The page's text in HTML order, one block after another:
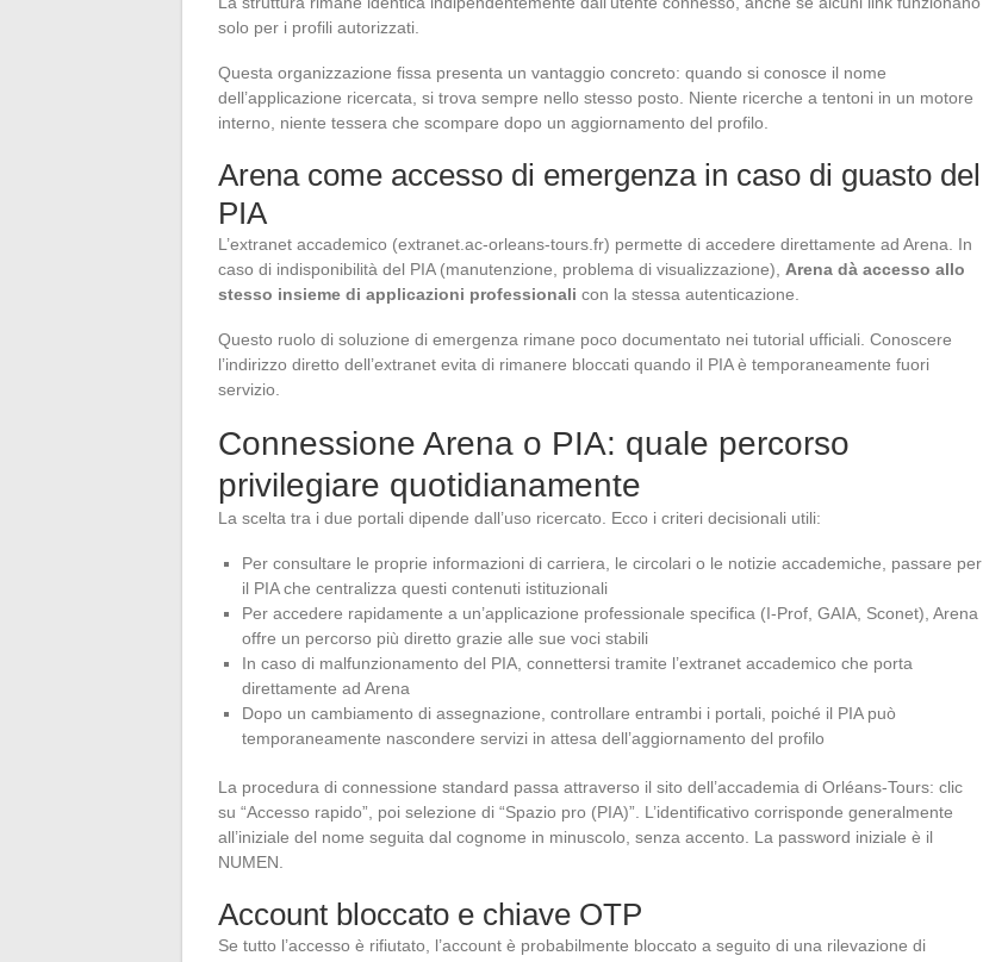
solo per i profili autorizzati.
Questa organizzazione fissa presenta un vantaggio concreto: quando si conosce il nome
dell’applicazione ricercata, si trova sempre nello stesso posto. Niente ricerche a tentoni in un motore
interno, niente tessera che scompare dopo un aggiornamento del profilo.
Arena come accesso di emergenza in caso di guasto del
PIA
L’extranet accademico (extranet.ac-orleans-tours.fr) permette di accedere direttamente ad Arena. In
caso di indisponibilità del PIA (manutenzione, problema di visualizzazione), Arena dà accesso allo
stesso insieme di applicazioni professionali con la stessa autenticazione.
Questo ruolo di soluzione di emergenza rimane poco documentato nei tutorial ufficiali. Conoscere
l’indirizzo diretto dell’extranet evita di rimanere bloccati quando il PIA è temporaneamente fuori
servizio.
Connessione Arena o PIA: quale percorso
privilegiare quotidianamente
La scelta tra i due portali dipende dall’uso ricercato. Ecco i criteri decisionali utili:
Per consultare le proprie informazioni di carriera, le circolari o le notizie accademiche, passare per
il PIA che centralizza questi contenuti istituzionali
Per accedere rapidamente a un’applicazione professionale specifica (I-Prof, GAIA, Sconet), Arena
offre un percorso più diretto grazie alle sue voci stabili
In caso di malfunzionamento del PIA, connettersi tramite l’extranet accademico che porta
direttamente ad Arena
Dopo un cambiamento di assegnazione, controllare entrambi i portali, poiché il PIA può
temporaneamente nascondere servizi in attesa dell’aggiornamento del profilo
La procedura di connessione standard passa attraverso il sito dell’accademia di Orléans-Tours: clic
su “Accesso rapido”, poi selezione di “Spazio pro (PIA)”. L’identificativo corrisponde generalmente
all’iniziale del nome seguita dal cognome in minuscolo, senza accento. La password iniziale è il
NUMEN.
Account bloccato e chiave OTP
Se tutto l’accesso è rifiutato, l’account è probabilmente bloccato a seguito di una rilevazione di